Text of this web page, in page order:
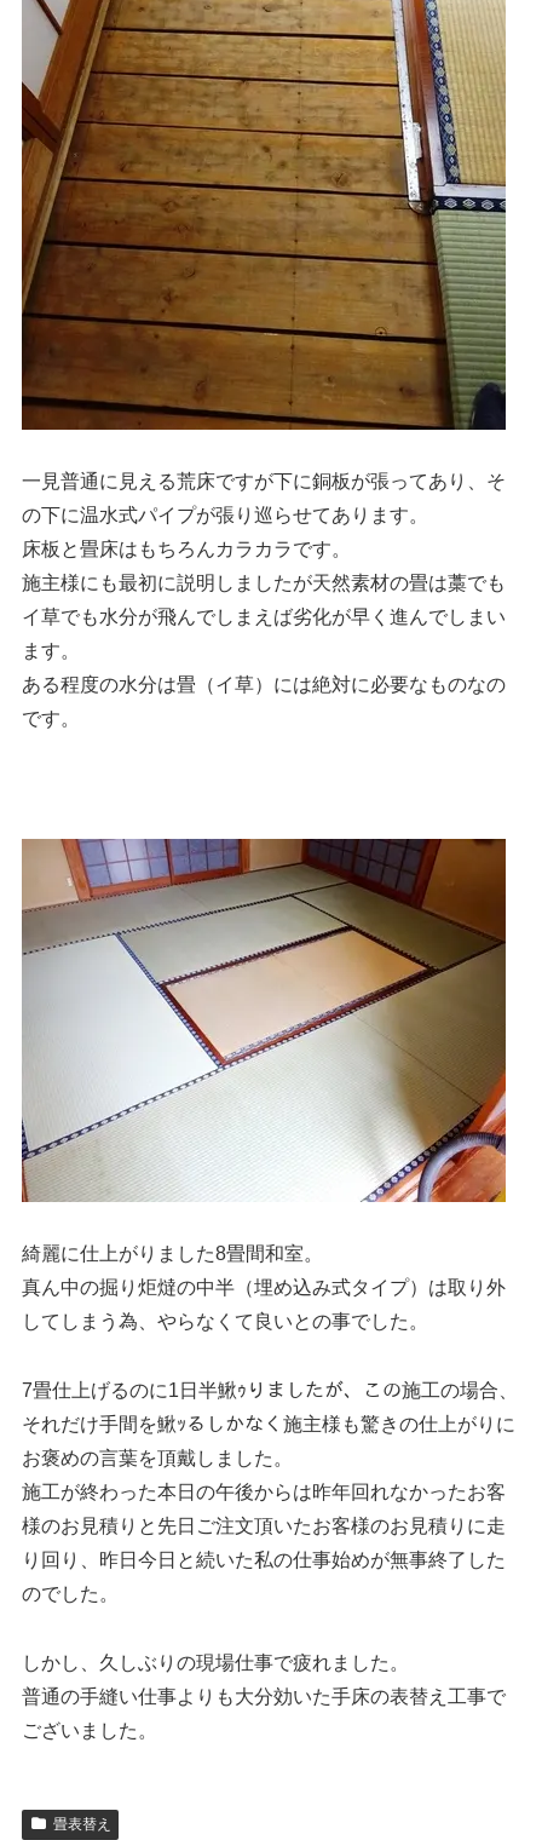
一見普通に見える荒床ですが下に銅板が張ってあり、そ
の下に温水式パイプが張り巡らせてあります。
床板と畳床はもちろんカラカラです。
施主様にも最初に説明しましたが天然素材の畳は藁でも
イ草でも水分が飛んでしまえば劣化が早く進んでしまい
ます。
ある程度の水分は畳（イ草）には絶対に必要なものなの
です。
綺麗に仕上がりました8畳間和室。
真ん中の掘り炬燵の中半（埋め込み式タイプ）は取り外
してしまう為、やらなくて良いとの事でした。
7畳仕上げるのに1日半鰍ｩりましたが、この施工の場合、
それだけ手間を鰍ｯるしかなく施主様も驚きの仕上がりに
お褒めの言葉を頂戴しました。
施工が終わった本日の午後からは昨年回れなかったお客
様のお見積りと先日ご注文頂いたお客様のお見積りに走
り回り、昨日今日と続いた私の仕事始めが無事終了した
のでした。
しかし、久しぶりの現場仕事で疲れました。
普通の手縫い仕事よりも大分効いた手床の表替え工事で
ございました。
畳表替え